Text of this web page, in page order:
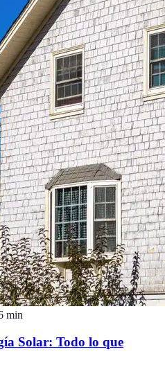
min
Solar: Todo lo que